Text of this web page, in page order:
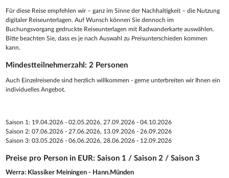
Für diese Reise empfehlen wir – ganz im Sinne der Nachhaltigkeit – die Nutzung
digitaler Reiseunterlagen. Auf Wunsch können Sie dennoch im
Buchungsvorgang gedruckte Reiseunterlagen mit Radwanderkarte auswählen.
Bitte beachten Sie, dass es je nach Auswahl zu Preisunterschieden kommen
kann.
Mindestteilnehmerzahl: 2 Personen
Auch Einzelreisende sind herzlich willkommen - gerne unterbreiten wir Ihnen ein
individuelles Angebot.
Saison 1: 19.04.2026 - 02.05.2026, 27.09.2026 - 04.10.2026
Saison 2: 07.06.2026 - 27.06.2026, 13.09.2026 - 26.09.2026
Saison 3: 03.05.2026 - 06.06.2026, 28.06.2026 - 12.09.2026
Preise pro Person in EUR: Saison 1 / Saison 2 / Saison 3
Werra: Klassiker Meiningen - Hann.Münden